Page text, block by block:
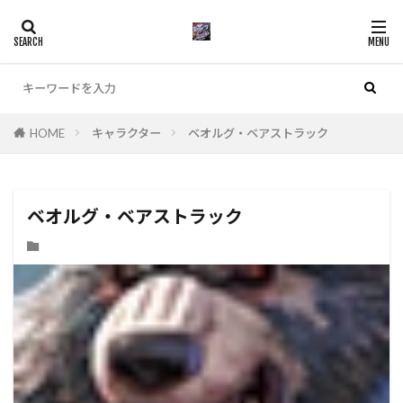
HOME キャラクター ベオルグ・ベアストラック
ベオルグ・ベアストラック
カテゴリー